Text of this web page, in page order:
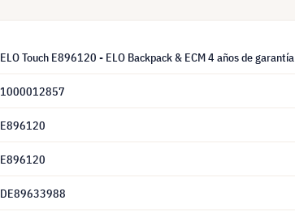
ELO Touch E896120 - ELO Backpack & ECM 4 años de garantía
1000012857
E896120
E896120
DE89633988